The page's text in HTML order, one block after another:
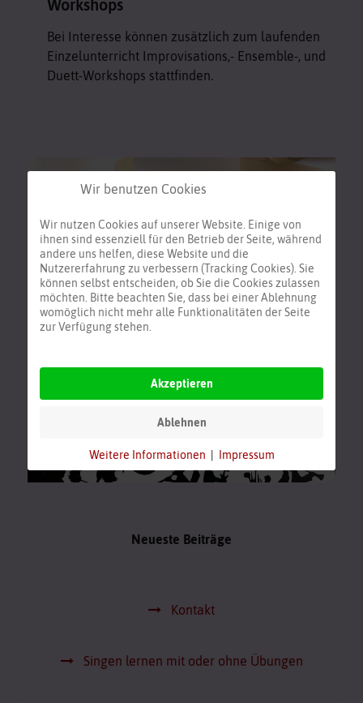
Workshops
Bei Interesse können zusätzlich zum laufenden
Einzelunterricht Improvisations,- Ensemble-, und
Duett-Workshops stattfinden.
Neueste Beiträge
Kontakt
Singen lernen mit oder ohne Übungen
Wir benutzen Cookies
Wir nutzen Cookies auf unserer Website. Einige von
ihnen sind essenziell für den Betrieb der Seite, während
andere uns helfen, diese Website und die
Nutzererfahrung zu verbessern (Tracking Cookies). Sie
können selbst entscheiden, ob Sie die Cookies zulassen
möchten. Bitte beachten Sie, dass bei einer Ablehnung
womöglich nicht mehr alle Funktionalitäten der Seite
zur Verfügung stehen.
Akzeptieren
Ablehnen
Weitere Informationen Impressum